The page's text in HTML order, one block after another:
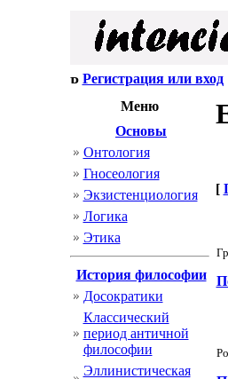
Регистрация или вход
Меню
Основы
Онтология
Гносеология
Экзистенциология
Логика
Этика
История философии
Досократики
Классический
период античной
философии
Эллинистическая
[